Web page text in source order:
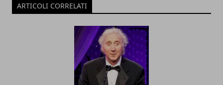
ARTICOLI CORRELATI